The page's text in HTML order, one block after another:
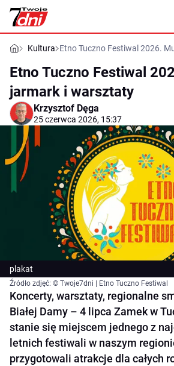
Kultura Etno Tuczno Festiwal 2026.
Etno Tuczno Festiwal
jarmark i warsztaty
Krzysztof Dęga
25 czerwca 2026, 15:37
plakat
Źródło zdjęć: © Twoje7dni | Etno Tuczno Festiwal
Koncerty, warsztaty, regionalne
Białej Damy – 4 lipca Zamek w
stanie się miejscem jednego z
letnich festiwali w naszym
przygotowali atrakcje dla całych